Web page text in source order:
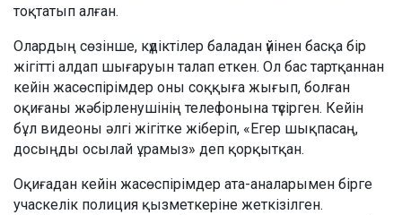
тоқтатып алған.
Олардың сөзінше, күдіктілер баладан үйінен басқа бір
жігітті алдап шығаруын талап еткен. Ол бас тартқаннан
кейін жасөспірімдер оны соққыға жығып, болған
оқиғаны жәбірленушінің телефонына түсірген. Кейін
бұл видеоны әлгі жігітке жіберіп, «Егер шықпасаң,
досыңды осылай ұрамыз» деп қорқытқан.
Оқиғадан кейін жасөспірімдер ата-аналарымен бірге
учаскелік полиция қызметкеріне жеткізілген.